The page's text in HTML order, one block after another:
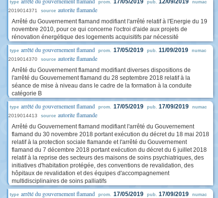
type prom. 17/05/2019 pub. 12/09/2019 numac
2019014371 source autorite flamande
Arrêté du Gouvernement flamand modifiant l'arrêté relatif à l'Energie du 19
novembre 2010, pour ce qui concerne l'octroi d'aide aux projets de
rénovation énergétique des logements acquisitifs par nécessité
type arrêté du gouvernement flamand prom. 17/05/2019 pub. 11/09/2019 numac
2019014370 source autorite flamande
Arrêté du Gouvernement flamand modifiant diverses dispositions de
l'arrêté du Gouvernement flamand du 28 septembre 2018 relatif à la
séance de mise à niveau dans le cadre de la formation à la conduite
catégorie B
type arrêté du gouvernement flamand prom. 17/05/2019 pub. 17/09/2019 numac
2019014413 source autorite flamande
Arrêté du Gouvernement flamand modifiant l'arrêté du Gouvernement
flamand du 30 novembre 2018 portant exécution du décret du 18 mai 2018
relatif à la protection sociale flamande et l'arrêté du Gouvernement
flamand du 7 décembre 2018 portant exécution du décret du 6 juillet 2018
relatif à la reprise des secteurs des maisons de soins psychiatriques, des
initiatives d'habitation protégée, des conventions de revalidation, des
hôpitaux de revalidation et des équipes d'accompagnement
multidisciplinaires de soins palliatifs
type arrêté du gouvernement flamand prom. 17/05/2019 pub. 17/09/2019 numac